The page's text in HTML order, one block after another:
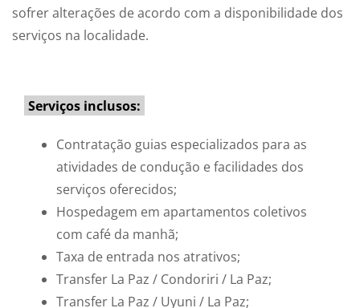
sofrer alterações de acordo com a disponibilidade dos
serviços na localidade.
Serviços inclusos:
Contratação guias especializados para as
atividades de condução e facilidades dos
serviços oferecidos;
Hospedagem em apartamentos coletivos
com café da manhã;
Taxa de entrada nos atrativos;
Transfer La Paz / Condoriri / La Paz;
Transfer La Paz / Uyuni / La Paz;